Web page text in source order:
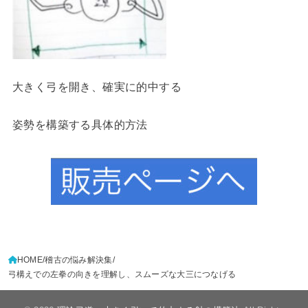
大きく弓を開き、確実に的中する
姿勢を構築する具体的方法
HOME 稽古の悩み解決集
弓構えでの左拳の向きを理解し、スムーズな大三につなげる